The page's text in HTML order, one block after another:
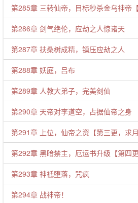
第285章 三转仙帝，目标秒杀金乌神帝
第286章 剑气绝伦，应劫之人惊诸天
第287章 扶桑树成精，镇压应劫之人
第288章 妖庭，吕布
第289章 人教大弟子，完美剑仙
第290章 天帝对李道空，占据仙帝之身
第291章 上位，仙帝之资【第三更，求月
第292章 黑暗禁主，厄运书升级【第四更
第293章 神祗堕落，咒疯
第294章 战神帝！